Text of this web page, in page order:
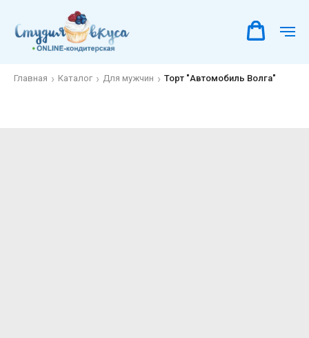
Главная Каталог Для мужчин Торт "Автомобиль Волга"